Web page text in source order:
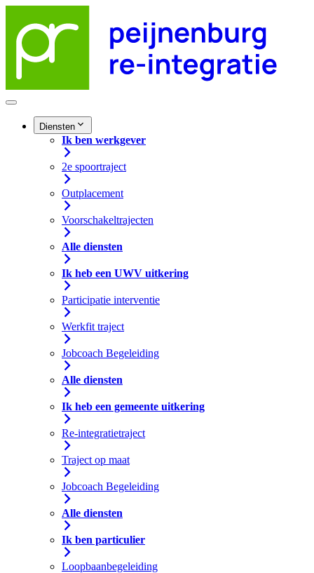
Diensten
Ik ben werkgever
2e spoortraject
Outplacement
Voorschakeltrajecten
Alle diensten
Ik heb een UWV uitkering
Participatie interventie
Werkfit traject
Jobcoach Begeleiding
Alle diensten
Ik heb een gemeente uitkering
Re-integratietraject
Traject op maat
Jobcoach Begeleiding
Alle diensten
Ik ben particulier
Loopbaanbegeleiding